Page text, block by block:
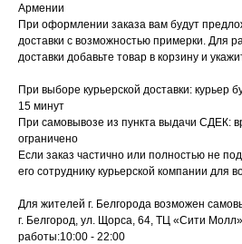
Армении
При оформлении заказа вам будут
доставки с возможностью примерки. Для
доставки добавьте товар в корзину и
При выборе курьерской доставки: курьер
15 минут
При самовывозе из пункта выдачи СДЕК:
ограничено
Если заказ частично или полностью не
его сотруднику курьерской компании для
Для жителей г. Белгорода возможен
г. Белгород, ул. Щорса, 64, ТЦ «Сити
работы:10:00 - 22:00